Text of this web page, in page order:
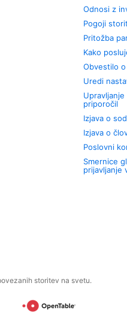
Odnosi z
Pogoji
Pritožba
Kako
Obvestilo
Uredi
priporočil
Izjava o
Izjava o
Poslovni
Smernice
prijavljanje
storitev na svetu.